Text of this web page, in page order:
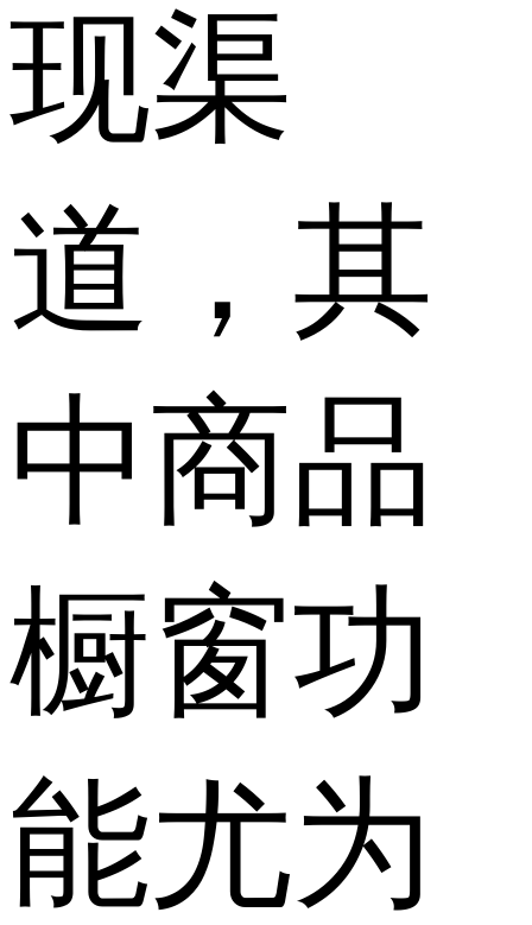
现渠
道，其
中商品
橱窗功
能尤为